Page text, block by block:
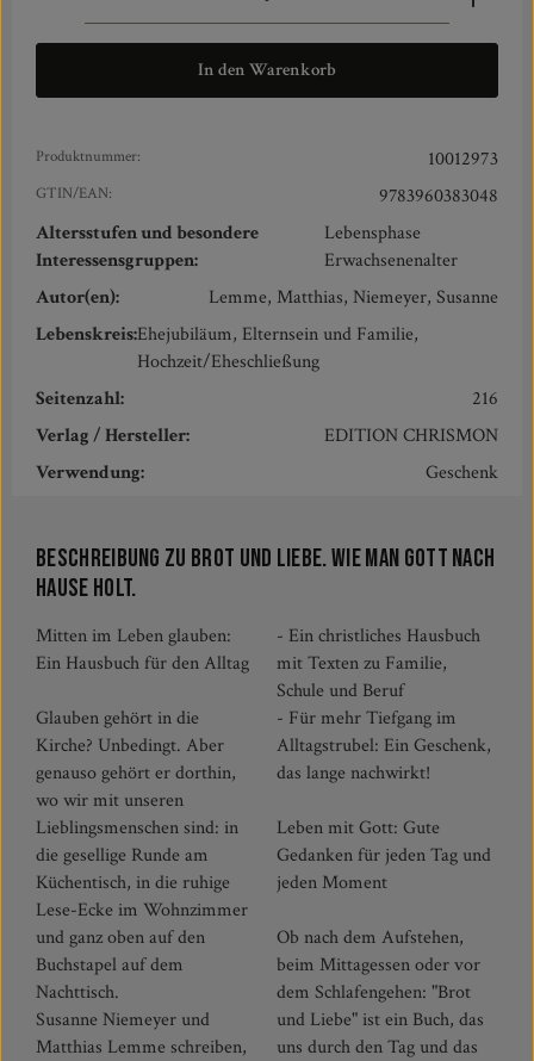
In den Warenkorb
Produktnummer: 10012973
GTIN/EAN:
9783960383048
Altersstufen und besondere
Interessensgruppen:
Lebensphase
Erwachsenenalter
Autor(en):
Lemme, Matthias, Niemeyer, Susanne
Lebenskreis:Ehejubiläum, Elternsein und Familie,
Hochzeit/Eheschließung
Seitenzahl:
216
Verlag / Hersteller:
EDITION CHRISMON
Verwendung:
Geschenk
Beschreibung zu Brot und Liebe. Wie man Gott nach
Hause holt.
Mitten im Leben glauben:
Ein Hausbuch für den Alltag
Glauben gehört in die
Kirche? Unbedingt. Aber
genauso gehört er dorthin,
wo wir mit unseren
Lieblingsmenschen sind: in
die gesellige Runde am
Küchentisch, in die ruhige
Lese-Ecke im Wohnzimmer
und ganz oben auf den
Buchstapel auf dem
Nachttisch.
Susanne Niemeyer und
Matthias Lemme schreiben,
- Ein christliches Hausbuch
mit Texten zu Familie,
Schule und Beruf
- Für mehr Tiefgang im
Alltagstrubel: Ein Geschenk,
das lange nachwirkt!
Leben mit Gott: Gute
Gedanken für jeden Tag und
jeden Moment
Ob nach dem Aufstehen,
beim Mittagessen oder vor
dem Schlafengehen: "Brot
und Liebe" ist ein Buch, das
uns durch den Tag und das